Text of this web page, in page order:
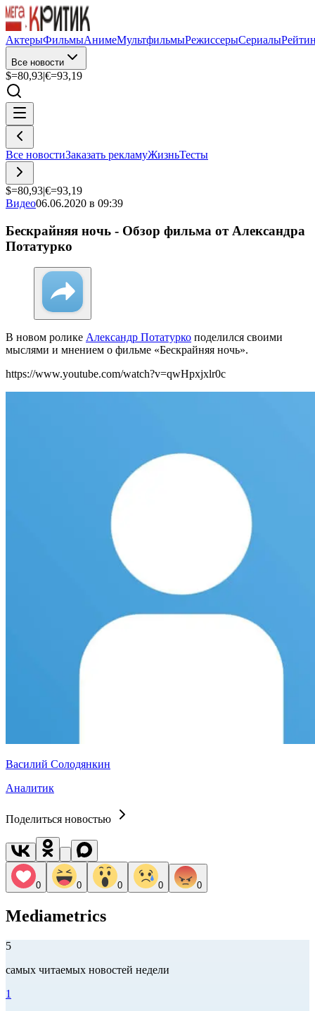
АктерыФильмыАнимеМультфильмыРежиссерыСериалы
Все новости
$=80,93|€=93,19
Все новостиЗаказать рекламуЖизньТесты
$=80,93|€=93,19
Видео06.06.2020 в 09:39
Бескрайняя ночь - Обзор фильма от Александра
Потатурко
В новом ролике Александр Потатурко поделился своими
мыслями и мнением о фильме «Бескрайняя ночь».
https://www.youtube.com/watch?v=qwHpxjxlr0c
Василий Солодянкин
Аналитик
Поделиться новостью
0 0 0 0 0
Mediametrics
5
самых читаемых новостей недели
1